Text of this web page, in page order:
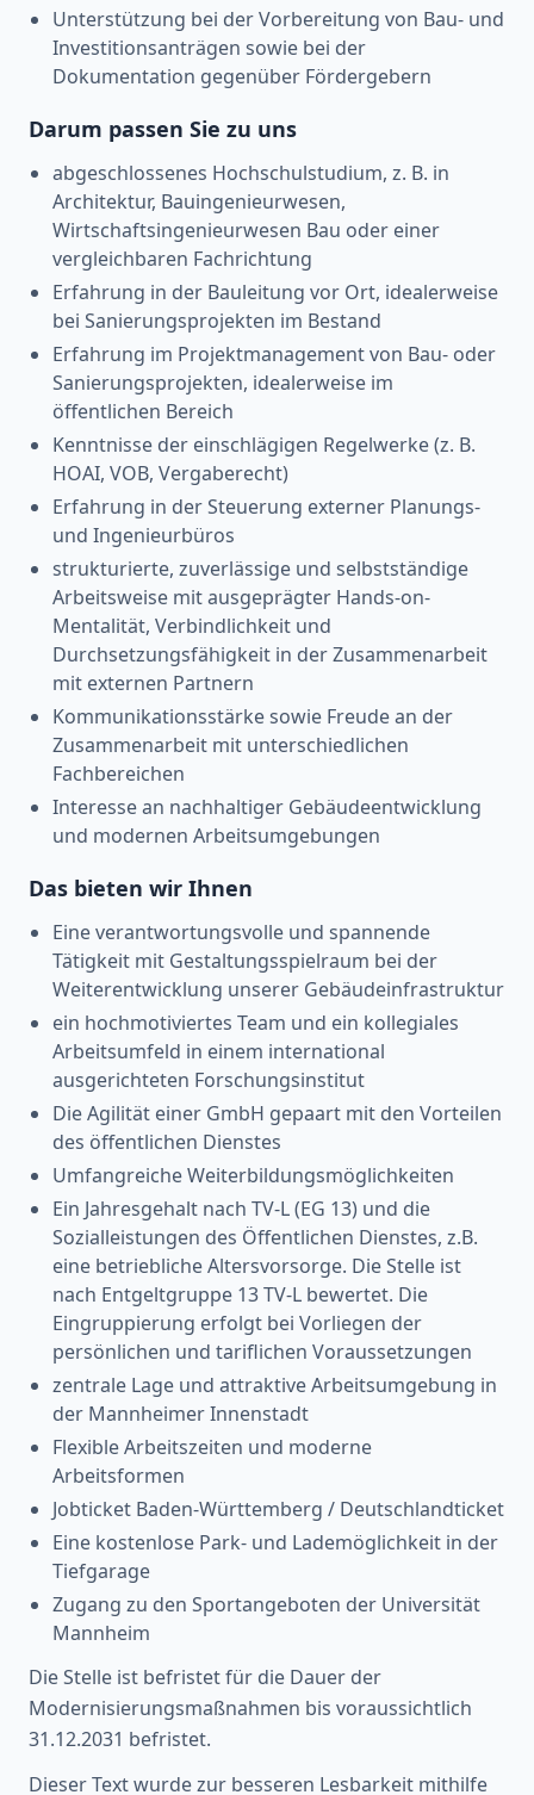
Unterstützung bei der Vorbereitung von Bau- und
Investitionsanträgen sowie bei der
Dokumentation gegenüber Fördergebern
Darum passen Sie zu uns
abgeschlossenes Hochschulstudium, z. B. in
Architektur, Bauingenieurwesen,
Wirtschaftsingenieurwesen Bau oder einer
vergleichbaren Fachrichtung
Erfahrung in der Bauleitung vor Ort, idealerweise
bei Sanierungsprojekten im Bestand
Erfahrung im Projektmanagement von Bau- oder
Sanierungsprojekten, idealerweise im
öffentlichen Bereich
Kenntnisse der einschlägigen Regelwerke (z. B.
HOAI, VOB, Vergaberecht)
Erfahrung in der Steuerung externer Planungs-
und Ingenieurbüros
strukturierte, zuverlässige und selbstständige
Arbeitsweise mit ausgeprägter Hands-on-
Mentalität, Verbindlichkeit und
Durchsetzungsfähigkeit in der Zusammenarbeit
mit externen Partnern
Kommunikationsstärke sowie Freude an der
Zusammenarbeit mit unterschiedlichen
Fachbereichen
Interesse an nachhaltiger Gebäudeentwicklung
und modernen Arbeitsumgebungen
Das bieten wir Ihnen
Eine verantwortungsvolle und spannende
Tätigkeit mit Gestaltungsspielraum bei der
Weiterentwicklung unserer Gebäudeinfrastruktur
ein hochmotiviertes Team und ein kollegiales
Arbeitsumfeld in einem international
ausgerichteten Forschungsinstitut
Die Agilität einer GmbH gepaart mit den Vorteilen
des öffentlichen Dienstes
Umfangreiche Weiterbildungsmöglichkeiten
Ein Jahresgehalt nach TV-L (EG 13) und die
Sozialleistungen des Öffentlichen Dienstes, z.B.
eine betriebliche Altersvorsorge. Die Stelle ist
nach Entgeltgruppe 13 TV-L bewertet. Die
Eingruppierung erfolgt bei Vorliegen der
persönlichen und tariflichen Voraussetzungen
zentrale Lage und attraktive Arbeitsumgebung in
der Mannheimer Innenstadt
Flexible Arbeitszeiten und moderne
Arbeitsformen
Jobticket Baden-Württemberg / Deutschlandticket
Eine kostenlose Park- und Lademöglichkeit in der
Tiefgarage
Zugang zu den Sportangeboten der Universität
Mannheim
Die Stelle ist befristet für die Dauer der
Modernisierungsmaßnahmen bis voraussichtlich
31.12.2031 befristet.
Dieser Text wurde zur besseren Lesbarkeit mithilfe